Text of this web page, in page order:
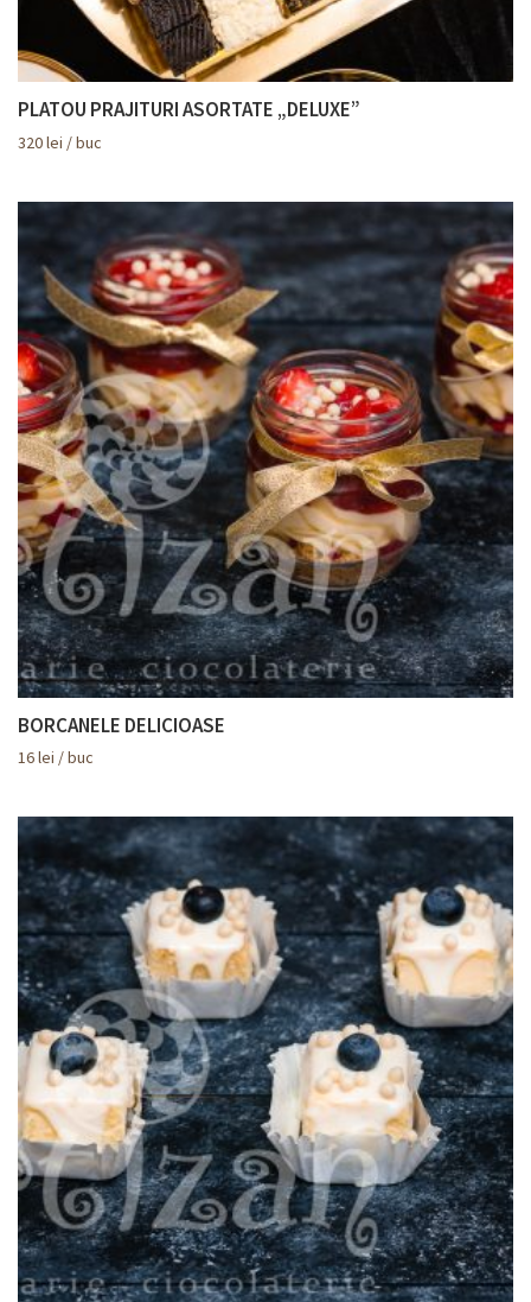
PLATOU PRAJITURI ASORTATE „DELUXE”
320lei / buc
BORCANELE DELICIOASE
16lei / buc